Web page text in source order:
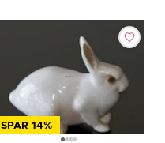
SPAR 14%